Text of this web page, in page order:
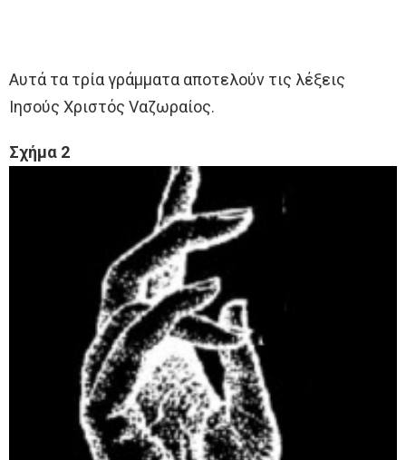
Αυτά τα τρία γράμματα αποτελούν τις λέξεις
Ιησούς Χριστός Vαζωραίος.
Σχήμα 2